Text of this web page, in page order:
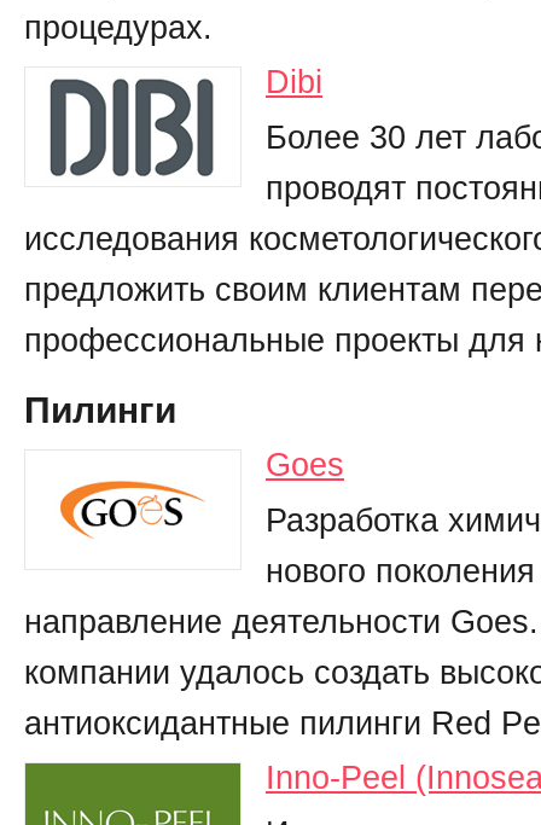
процедурах.
Dibi
Более 30 лет
проводят
исследования
предложить своим клиентам
профессиональные проекты для
Пилинги
Goes
Разработка
нового
направление деятельности
компании удалось создать
антиоксидантные пилинги Red
Inno-Peel